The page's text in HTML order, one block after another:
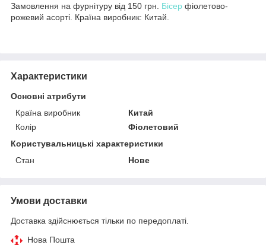
Замовлення на фурнітуру від 150 грн. Бісер фіолетово-
рожевий асорті. Країна виробник: Китай.
Характеристики
Основні атрибути
Країна виробник
Китай
Колір
Фіолетовий
Користувальницькі характеристики
Стан
Нове
Умови доставки
Доставка здійснюється тільки по передоплаті.
Нова Пошта